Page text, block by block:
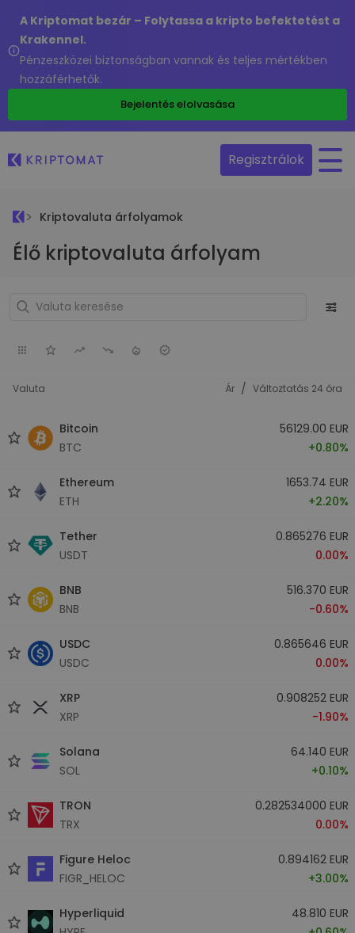
A Kriptomat bezár – Folytassa a kripto befektetést a
Krakennel.
Pénzeszközei biztonságban vannak és teljes mértékben
hozzáférhetők.
Bejelentés elolvasása
Regisztrálok
Kriptovaluta árfolyamok
Élő kriptovaluta árfolyam
Valuta Ár / Változtatás 24 óra
Bitcoin
BTC
56129.00 EUR
+0.80%
Ethereum
ETH
1653.74 EUR
+2.20%
Tether
USDT
0.865276 EUR
0.00%
BNB
BNB
516.370 EUR
-0.60%
USDC
USDC
0.865646 EUR
0.00%
XRP
XRP
0.908252 EUR
-1.90%
Solana
SOL
64.140 EUR
+0.10%
TRON
TRX
0.282534000 EUR
0.00%
Figure Heloc
FIGR_HELOC
0.894162 EUR
+3.00%
Hyperliquid
48.810 EUR